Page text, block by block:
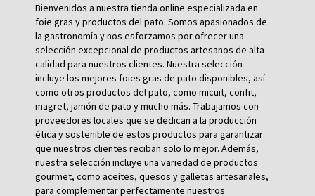
Bienvenidos a nuestra tienda online especializada en
foie gras y productos del pato. Somos apasionados de
la gastronomía y nos esforzamos por ofrecer una
selección excepcional de productos artesanos de alta
calidad para nuestros clientes. Nuestra selección
incluye los mejores foies gras de pato disponibles, así
como otros productos del pato, como micuit, confit,
magret, jamón de pato y mucho más. Trabajamos con
proveedores locales que se dedican a la producción
ética y sostenible de estos productos para garantizar
que nuestros clientes reciban solo lo mejor. Además,
nuestra selección incluye una variedad de productos
gourmet, como aceites, quesos y galletas artesanales,
para complementar perfectamente nuestros